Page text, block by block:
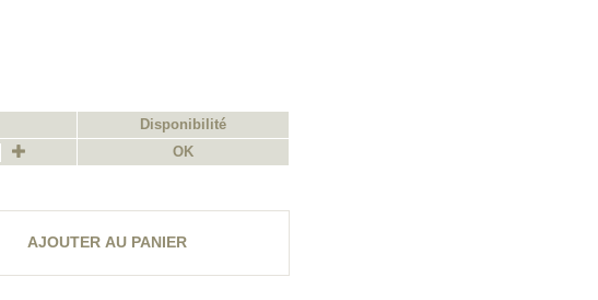
Disponibilité
OK
AJOUTER AU PANIER